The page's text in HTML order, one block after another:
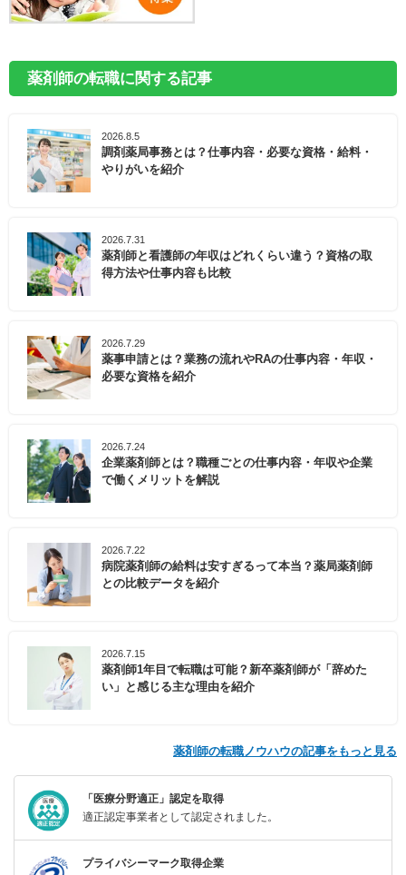
薬剤師の転職に関する記事
2026.8.5
調剤薬局事務とは？仕事内容・必要な資格・給料・
やりがいを紹介
2026.7.31
薬剤師と看護師の年収はどれくらい違う？資格の取
得方法や仕事内容も比較
2026.7.29
薬事申請とは？業務の流れやRAの仕事内容・年収・
必要な資格を紹介
2026.7.24
企業薬剤師とは？職種ごとの仕事内容・年収や企業
で働くメリットを解説
2026.7.22
病院薬剤師の給料は安すぎるって本当？薬局薬剤師
との比較データを紹介
2026.7.15
薬剤師1年目で転職は可能？新卒薬剤師が「辞めた
い」と感じる主な理由を紹介
薬剤師の転職ノウハウの記事をもっと見る
「医療分野適正」認定を取得
適正認定事業者として認定されました。
プライバシーマーク取得企業